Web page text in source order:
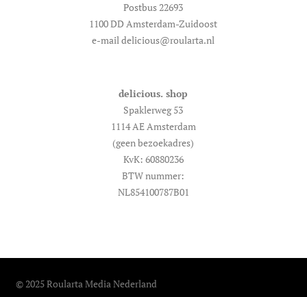
Postbus 22693
1100 DD Amsterdam-Zuidoost
e-mail delicious@roularta.nl
delicious. shop
Spaklerweg 53
1114 AE Amsterdam
(geen bezoekadres)
KvK: 60880236
BTW nummer:
NL854100787B01
© 2025 Roularta Media Nederland